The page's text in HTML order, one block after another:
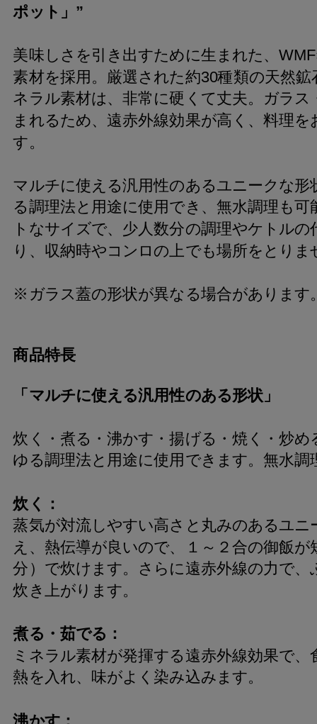
ポット」”
美味しさを引き出すために生まれた、
素材を採用。厳選された約30種類の天然
ネラル素材は、非常に硬くて丈夫。ガラス
まれるため、遠赤外線効果が高く、料理を
す。
マルチに使える汎用性のあるユニークな形
る調理法と用途に使用でき、無水調理も可
トなサイズで、少人数分の調理やケトル
り、収納時やコンロの上でも場所をとりま
※ガラス蓋の形状が異なる場合があります
商品特長
「マルチに使える汎用性のある形状」
炊く・煮る・沸かす・揚げる・焼く・炒め
ゆる調理法と用途に使用できます。無水調
炊く：
蒸気が対流しやすい高さと丸みのあるユニ
え、熱伝導が良いので、１～２合の御飯が
分）で炊けます。さらに遠赤外線の力で、
炊き上がります。
煮る・茹でる：
ミネラル素材が発揮する遠赤外線効果で、
熱を入れ、味がよく染み込みます。
沸かす：